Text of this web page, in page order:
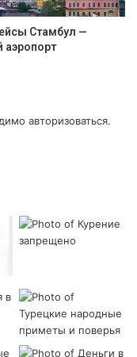
Стамбул —
аэропорт
авторизоваться.